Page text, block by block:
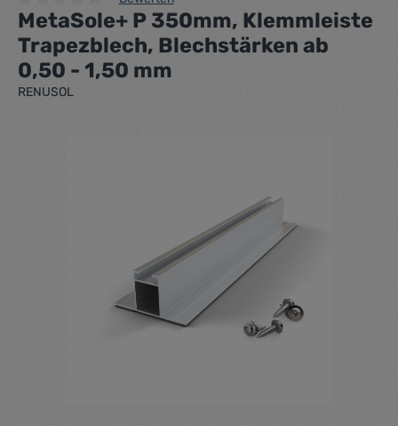
Durchschnittliche Bewertung von 0 von 5 Sternen
MetaSole+ P 350mm, Klemmleiste
Trapezblech, Blechstärken ab
0,50 - 1,50 mm
RENUSOL